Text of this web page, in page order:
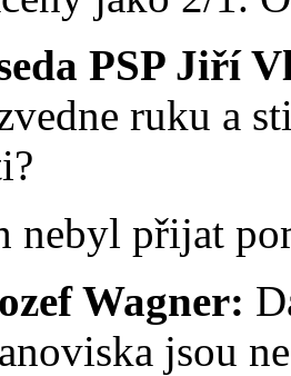
PSP Jiří
ruku a
nebyl přijat
Wagner:
jsou